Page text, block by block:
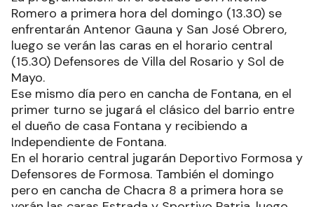
Romero a primera hora del domingo (13.30) se
enfrentarán Antenor Gauna y San José Obrero,
luego se verán las caras en el horario central
(15.30) Defensores de Villa del Rosario y Sol de
Mayo.
Ese mismo día pero en cancha de Fontana, en el
primer turno se jugará el clásico del barrio entre
el dueño de casa Fontana y recibiendo a
Independiente de Fontana.
En el horario central jugarán Deportivo Formosa y
Defensores de Formosa. También el domingo
pero en cancha de Chacra 8 a primera hora se